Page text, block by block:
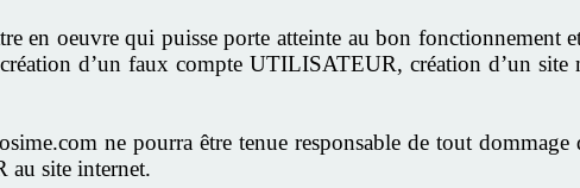
en oeuvre qui puisse porte atteinte au bon fonctionnement
d’un faux compte UTILISATEUR, création d’un
ne pourra être tenue responsable de tout
au site internet.